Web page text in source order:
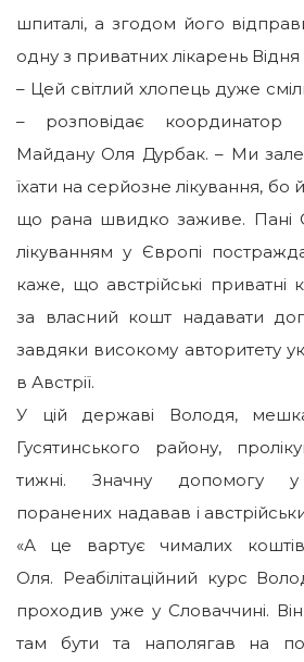
шпиталі, а згодом його
одну з приватних лікарень Відня
– Цей світлий хлопець дуже
– розповідає координатор
Майдану Оля Дурбак. – Ми
їхати на серйозне лікування, бо
що рана швидко заживе. Пані
лікуванням у Європі
каже, що австрійські приватні
за власний кошт надавати
завдяки високому авторитету
в Австрії.
У цій державі Володя,
Гусятинського району,
тижні. Значну допомогу у
поранених надавав і
«А це вартує чималих
Оля. Реабілітаційний курс
проходив уже у Словаччині.
там бути та наполягав на